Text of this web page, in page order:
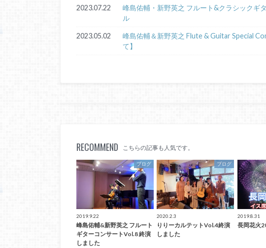
2023.07.22
峰島佑輔・新野英之 フルート&クラシックギ
ル
2023.05.02
峰島佑輔＆新野英之 Flute & Guitar Special
て】
RECOMMEND こちらの記事も人気です。
ブログ
2019.9.22
峰島佑輔&新野英之 フルート
ギターコンサートVol.8 終演
しました
ブログ
2020.2.3
りりーカルテットVol.4終演
しました
2019.8.31
長岡花火